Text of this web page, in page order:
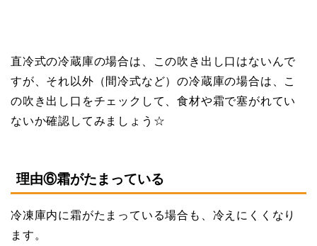
直冷式の冷蔵庫の場合は、この吹き出し口はないんで
すが、それ以外（間冷式など）の冷蔵庫の場合は、こ
の吹き出し口をチェックして、食材や霜で塞がれてい
ないか確認してみましょう☆
理由⑥霜がたまっている
冷凍庫内に霜がたまっている場合も、冷えにくくなり
ます。